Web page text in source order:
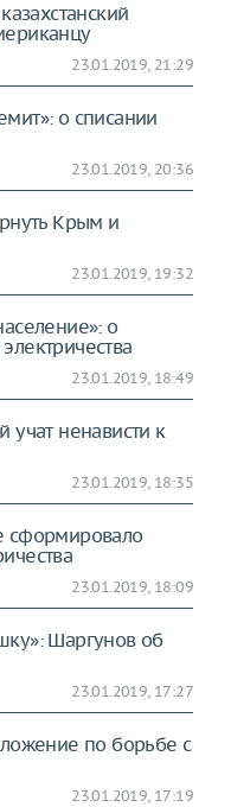
23.01.2019, 21:29
о списании
23.01.2019, 20:36
Крым и
23.01.2019, 19:32
о
23.01.2019, 18:49
учат ненависти к
23.01.2019, 18:35
сформировало
23.01.2019, 18:09
Шаргунов об
23.01.2019, 17:27
по борьбе с
23.01.2019, 17:19